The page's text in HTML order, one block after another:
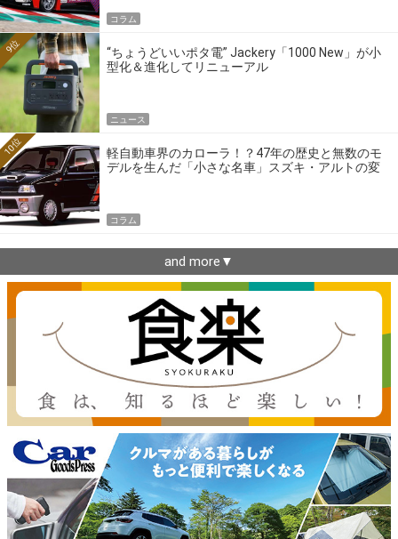
コラム
“ちょうどいいポタ電” Jackery「1000 New」が小
型化＆進化してリニューアル
9位
ニュース
軽自動車界のカローラ！？47年の歴史と無数のモ
デルを生んだ「小さな名車」スズキ・アルトの変
10位
コラム
and more▼